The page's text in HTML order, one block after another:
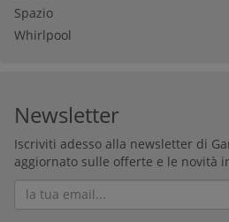
Spazio
Whirlpool
Newsletter
Iscriviti adesso alla newsletter di
aggiornato sulle offerte e le novità